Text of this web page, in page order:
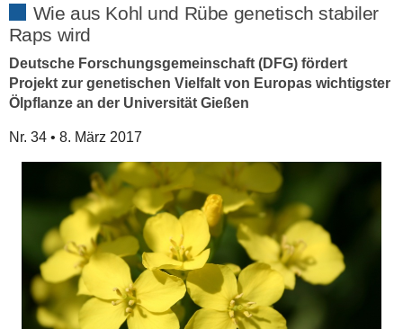
Wie aus Kohl und Rübe genetisch stabiler
Raps wird
Deutsche Forschungsgemeinschaft (DFG) fördert
Projekt zur genetischen Vielfalt von Europas wichtigster
Ölpflanze an der Universität Gießen
Nr. 34 • 8. März 2017